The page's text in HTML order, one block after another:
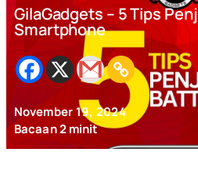
GilaGadgets – 5 Tips
Smartphone
November 19, 2024
Bacaan2minit